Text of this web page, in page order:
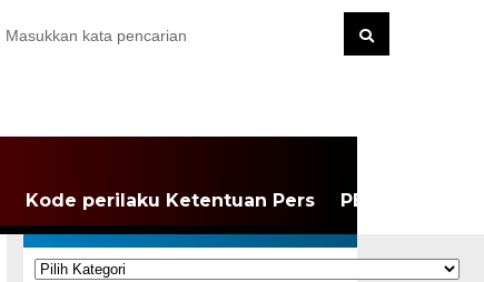
Kode perilaku Ketentuan Pers PEDOMAN
KATEGORI
Kategori